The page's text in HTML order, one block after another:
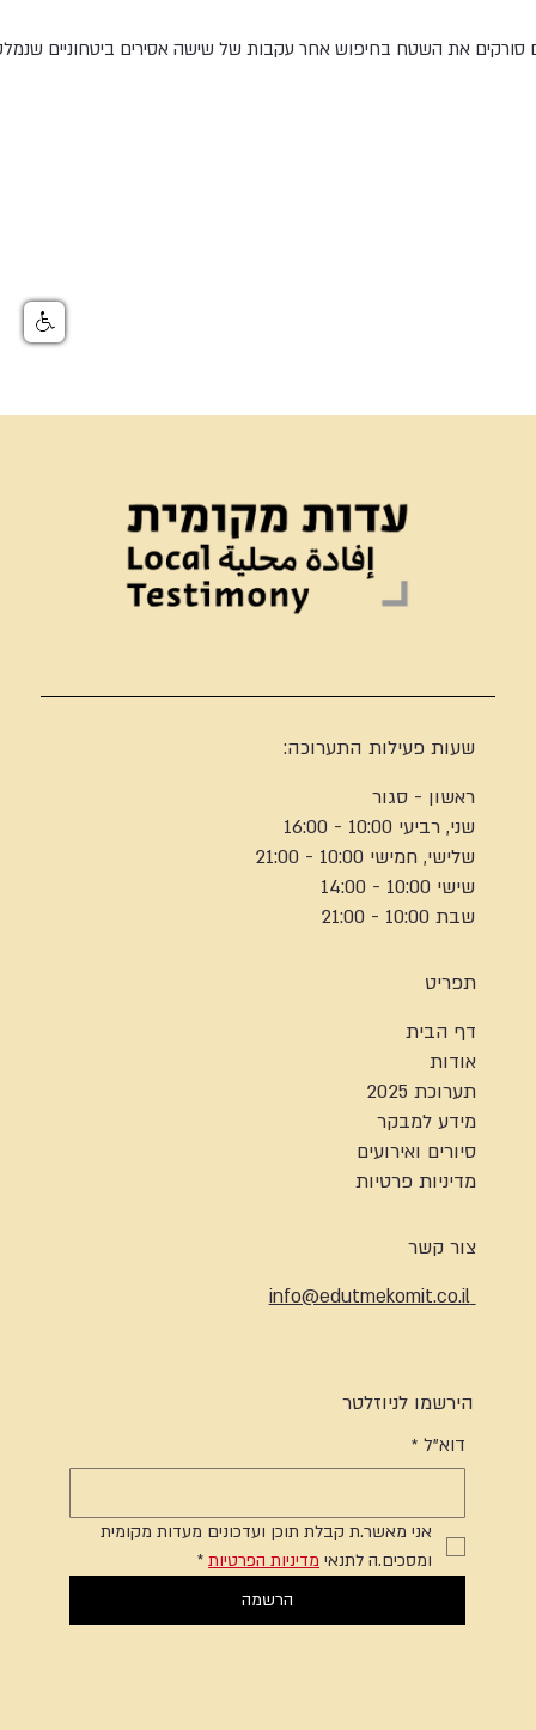
סורקים את השטח בחיפוש אחר עקבות של שישה אסירים ביטחוניים
שעות פעילות התערוכה:
ראשון - סגור
שני, רביעי 10:00 - 16:00
שלישי, חמישי 10:00 - 21:00
שישי 10:00 - 14:00
שבת 10:00 - 21:00
תפריט
דף הבית
אודות
תערוכת 2025
מידע למבקר
סיורים ואירועים
מדיניות פרטיות
צור קשר
info@edutmekomit.co.il
הירשמו לניוזלטר
דוא"ל *
אני מאשר.ת קבלת תוכן ועדכונים מעדות מקומית
ומסכים.ה לתנאי מדיניות הפרטיות *
הרשמה